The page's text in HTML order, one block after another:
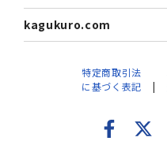
kagukuro.com
特定商取引法
に基づく表記